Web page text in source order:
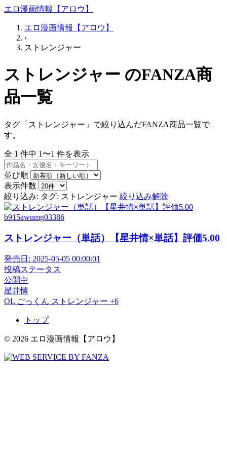
エロ漫画情報【アロウ】
エロ漫画情報【アロウ】
›
ストレンジャー
ストレンジャー のFANZA商
品一覧
タグ「ストレンジャー」で絞り込んだFANZA商品一覧で
す。
全 1 件中 1〜1 件を表示
並び順
表示件数
絞り込み: タグ: ストレンジャー 絞り込み解除
b915awnmg03386
ストレンジャー（単話）【星井情×単話】評価5.00
発売日: 2025-05-05 00:00:01
投稿ステータス
公開中
星井情
OL ごっくん ストレンジャー +6
トップ
© 2026 エロ漫画情報【アロウ】